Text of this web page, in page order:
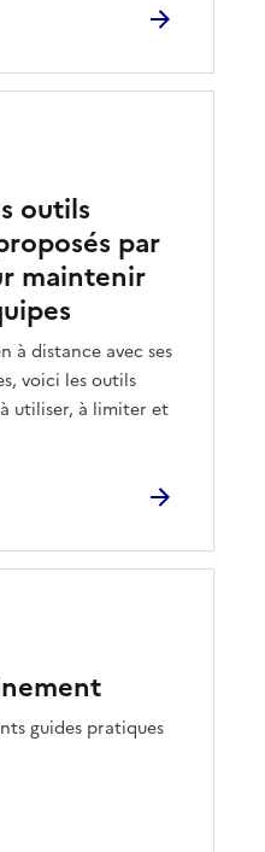
outils
par
maintenir
à distance avec ses
voici les outils
utiliser, à limiter et
guides pratiques